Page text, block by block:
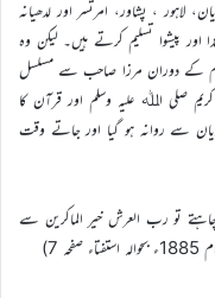
لاہور ، پشاور، امرتسر اور لدھیانہ
پیشوا تسلیم کرتے ہیں۔ لیکن وہ
کے دوران مرزا صاحب سے مسلسل
صلی اﷲ علیہ وسلم اور قرآن کا
یہاں تک کہ وہ 11؍دسمبر 1885ء کو قادیان سے روانہ ہو گیا اور جاتے وقت
تو رب العرش خیر الماکرین سے